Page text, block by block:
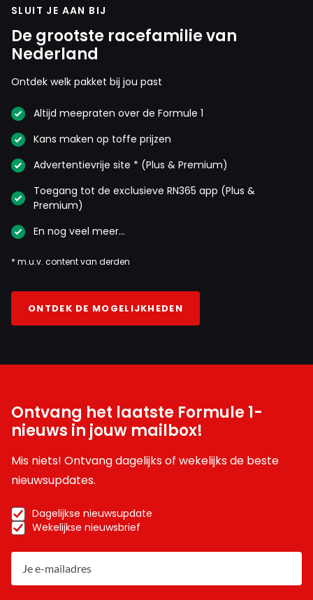
SLUIT JE AAN BIJ
De grootste racefamilie van
Nederland
Ontdek welk pakket bij jou past
Altijd meepraten over de Formule 1
Kans maken op toffe prijzen
Advertentievrije site * (Plus & Premium)
Toegang tot de exclusieve RN365 app (Plus &
Premium)
En nog veel meer…
* m.u.v. content van derden
ONTDEK DE MOGELIJKHEDEN
Ontvang het laatste Formule 1-
nieuws in jouw mailbox!
Mis niets! Ontvang dagelijks of wekelijks de beste
nieuwsupdates.
Dagelijkse nieuwsupdate
Wekelijkse nieuwsbrief